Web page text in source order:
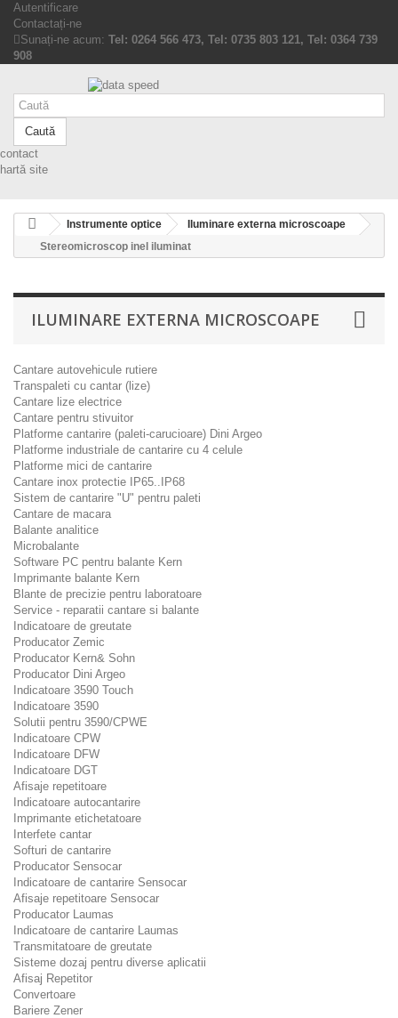
Autentificare
Contactați-ne
Sunați-ne acum: Tel: 0264 566 473, Tel: 0735 803 121, Tel: 0364 739
908
Caută
contact
hartă site
Instrumente optice
Iluminare externa microscoape
Stereomicroscop inel iluminat
ILUMINARE EXTERNA MICROSCOAPE
Cantare autovehicule rutiere
Transpaleti cu cantar (lize)
Cantare lize electrice
Cantare pentru stivuitor
Platforme cantarire (paleti-carucioare) Dini Argeo
Platforme industriale de cantarire cu 4 celule
Platforme mici de cantarire
Cantare inox protectie IP65..IP68
Sistem de cantarire "U" pentru paleti
Cantare de macara
Balante analitice
Microbalante
Software PC pentru balante Kern
Imprimante balante Kern
Blante de precizie pentru laboratoare
Service - reparatii cantare si balante
Indicatoare de greutate
Producator Zemic
Producator Kern& Sohn
Producator Dini Argeo
Indicatoare 3590 Touch
Indicatoare 3590
Solutii pentru 3590/CPWE
Indicatoare CPW
Indicatoare DFW
Indicatoare DGT
Afisaje repetitoare
Indicatoare autocantarire
Imprimante etichetatoare
Interfete cantar
Softuri de cantarire
Producator Sensocar
Indicatoare de cantarire Sensocar
Afisaje repetitoare Sensocar
Producator Laumas
Indicatoare de cantarire Laumas
Transmitatoare de greutate
Sisteme dozaj pentru diverse aplicatii
Afisaj Repetitor
Convertoare
Bariere Zener